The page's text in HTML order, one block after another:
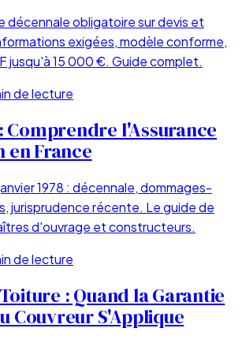
décennale obligatoire sur devis et
exigées, modèle conforme,
jusqu'à 15 000 €. Guide complet.
de lecture
Comprendre l'Assurance
en France
1978 : décennale, dommages-
jurisprudence récente. Le guide de
d'ouvrage et constructeurs.
de lecture
: Quand la Garantie
Couvreur S'Applique